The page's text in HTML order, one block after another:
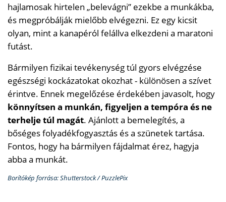
hajlamosak hirtelen „belevágni” ezekbe a munkákba,
és megpróbálják mielőbb elvégezni. Ez egy kicsit
olyan, mint a kanapéról felállva elkezdeni a maratoni
futást.
Bármilyen fizikai tevékenység túl gyors elvégzése
egészségi kockázatokat okozhat - különösen a szívet
érintve. Ennek megelőzése érdekében javasolt, hogy
könnyítsen a munkán, figyeljen a tempóra és ne
terhelje túl magát. Ajánlott a bemelegítés, a
bőséges folyadékfogyasztás és a szünetek tartása.
Fontos, hogy ha bármilyen fájdalmat érez, hagyja
abba a munkát.
Borítókép forrása: Shutterstock / PuzzlePix